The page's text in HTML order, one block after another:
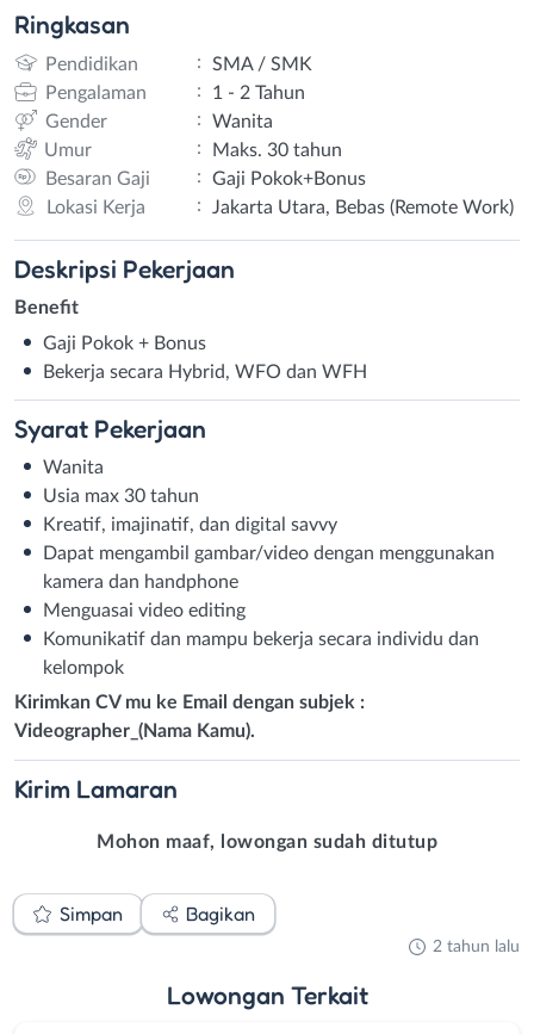
Ringkasan
Pendidikan :
SMA / SMK
Pengalaman
:
1 - 2 Tahun
Gender
:
Wanita
Umur
:
Maks. 30 tahun
Besaran Gaji
:
Gaji Pokok+Bonus
Lokasi Kerja
: Jakarta Utara, Bebas (Remote Work)
Deskripsi Pekerjaan
Benefit
Gaji Pokok + Bonus
Bekerja secara Hybrid, WFO dan WFH
Syarat Pekerjaan
Wanita
Usia max 30 tahun
Kreatif, imajinatif, dan digital savvy
Dapat mengambil gambar/video dengan menggunakan
kamera dan handphone
Menguasai video editing
Komunikatif dan mampu bekerja secara individu dan
kelompok
Kirimkan CV mu ke Email dengan subjek :
Videographer_(Nama Kamu).
Kirim Lamaran
Mohon maaf, lowongan sudah ditutup
Simpan Bagikan
2 tahun lalu
Lowongan Terkait